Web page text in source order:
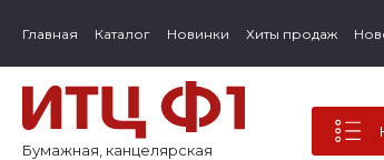
Главная Каталог Новинки Хиты продаж
Бумажная, канцелярская